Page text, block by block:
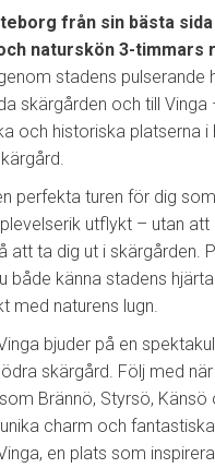
från sin bästa
naturskön 3-timmars
stadens pulserande
skärgården och till Vinga
och historiska platserna i
perfekta turen för dig
utflykt – utan att
att ta dig ut i skärgården.
både känna stadens
med naturens lugn.
bjuder på en
skärgård. Följ med
Brännö, Styrsö, Känsö
charm och
en plats som